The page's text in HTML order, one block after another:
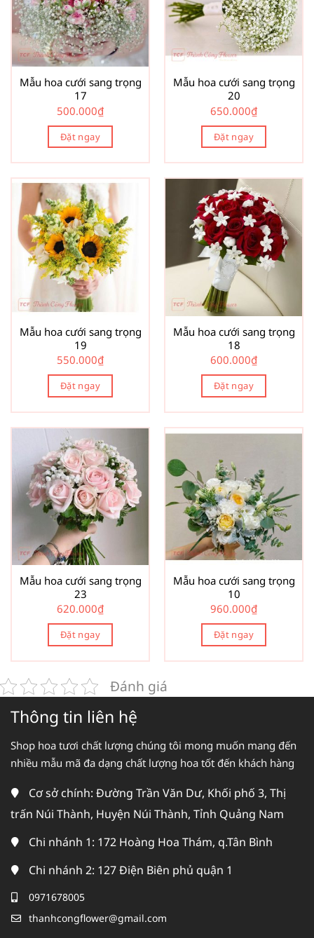
Mẫu hoa cưới sang trọng
17
500.000₫
Đặt ngay
Mẫu hoa cưới sang trọng
20
650.000₫
Đặt ngay
Mẫu hoa cưới sang trọng
19
550.000₫
Đặt ngay
Mẫu hoa cưới sang trọng
18
600.000₫
Đặt ngay
Mẫu hoa cưới sang trọng
23
620.000₫
Đặt ngay
Mẫu hoa cưới sang trọng
10
960.000₫
Đặt ngay
Đánh giá
Thông tin liên hệ
Shop hoa tươi chất lượng chúng tôi mong muốn mang đến
nhiều mẫu mã đa dạng chất lượng hoa tốt đến khách hàng
Cơ sở chính: Đường Trần Văn Dư, Khối phố 3, Thị
trấn Núi Thành, Huyện Núi Thành, Tỉnh Quảng Nam
Chi nhánh 1: 172 Hoàng Hoa Thám, q.Tân Bình
Chi nhánh 2: 127 Điện Biên phủ quận 1
0971678005
thanhcongflower@gmail.com